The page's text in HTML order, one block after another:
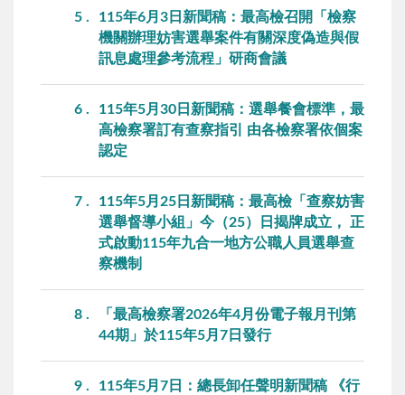
5
115年6月3日新聞稿：最高檢召開「檢察
機關辦理妨害選舉案件有關深度偽造與假
訊息處理參考流程」研商會議
6
115年5月30日新聞稿：選舉餐會標準，最
高檢察署訂有查察指引 由各檢察署依個案
認定
7
115年5月25日新聞稿：最高檢「查察妨害
選舉督導小組」今（25）日揭牌成立， 正
式啟動115年九合一地方公職人員選舉查
察機制
8
「最高檢察署2026年4月份電子報月刊第
44期」於115年5月7日發行
9
115年5月7日：總長卸任聲明新聞稿 《行